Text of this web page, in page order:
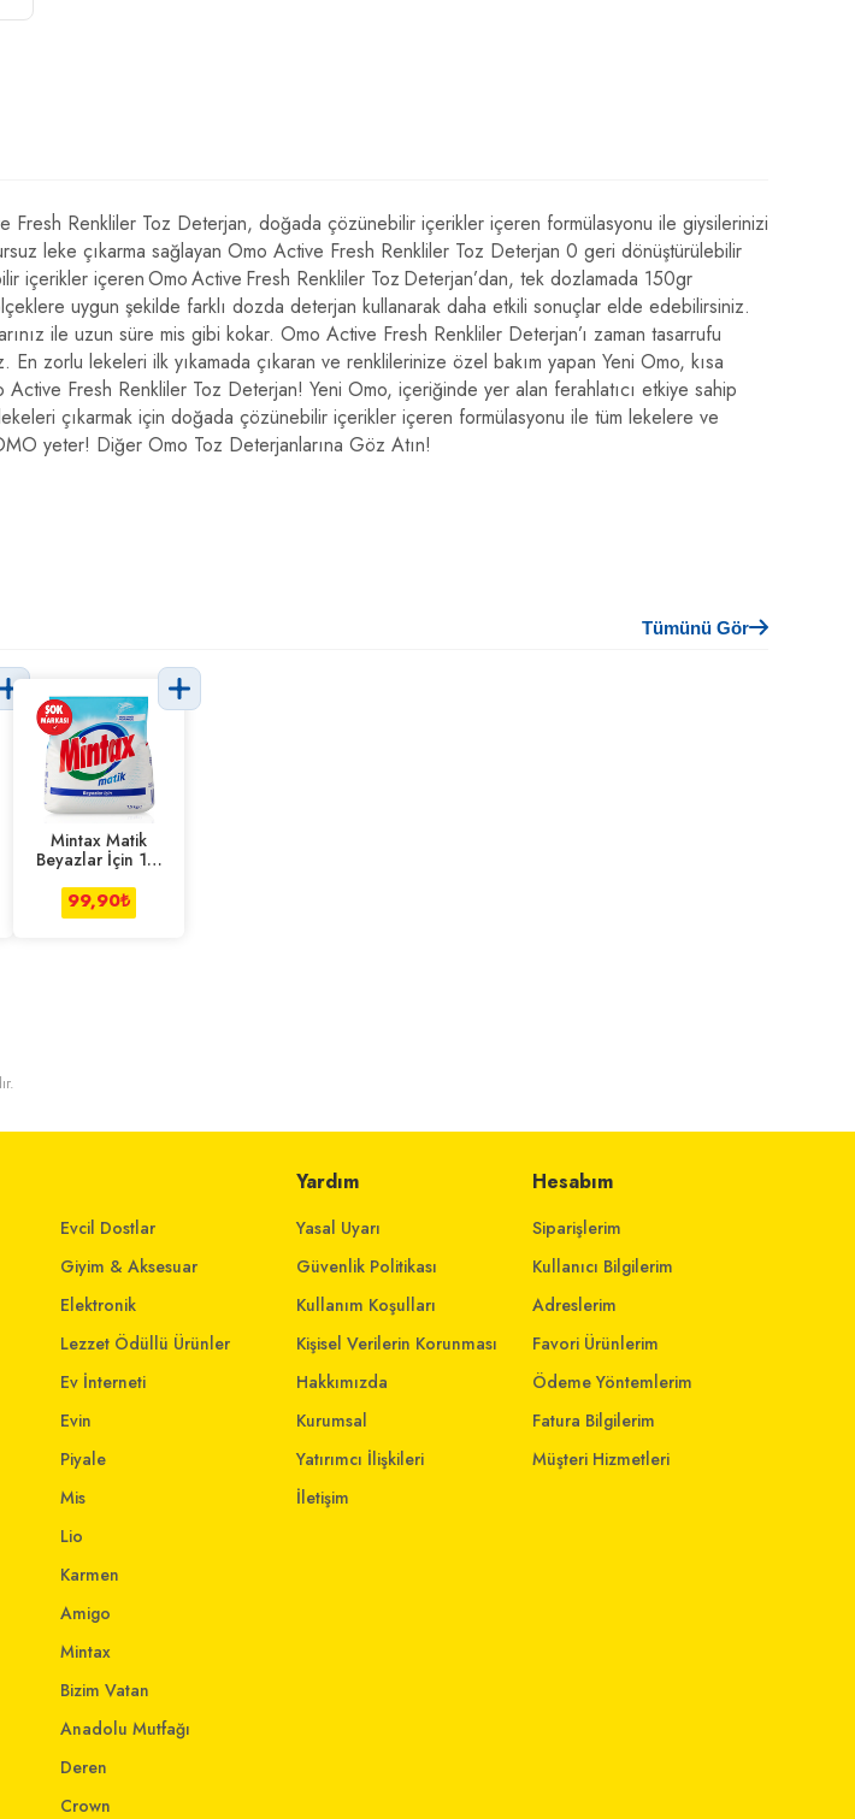
Renkliler Toz Deterjan, doğada çözünebilir içerikler içeren formülasyonu ile giysilerinizi
leke çıkarma sağlayan Omo Active Fresh Renkliler Toz Deterjan 0 geri dönüştürülebilir
içerikler içeren Omo Active Fresh Renkliler Toz Deterjan’dan, tek dozlamada 150gr
uygun şekilde farklı dozda deterjan kullanarak daha etkili sonuçlar elde edebilirsiniz.
ile uzun süre mis gibi kokar. Omo Active Fresh Renkliler Deterjan’ı zaman tasarrufu
En zorlu lekeleri ilk yıkamada çıkaran ve renklilerinize özel bakım yapan Yeni Omo, kısa
Fresh Renkliler Toz Deterjan! Yeni Omo, içeriğinde yer alan ferahlatıcı etkiye sahip
çıkarmak için doğada çözünebilir içerikler içeren formülasyonu ile tüm lekelere ve
yeter! Diğer Omo Toz Deterjanlarına Göz Atın!
Tümünü Gör
Mintax Matik
Beyazlar İçin 1.5
99,90₺
Evcil Dostlar
Giyim & Aksesuar
Elektronik
Lezzet Ödüllü Ürünler
Ev İnterneti
Evin
Piyale
Mis
Lio
Karmen
Amigo
Mintax
Bizim Vatan
Anadolu Mutfağı
Deren
Crown
Yardım
Yasal Uyarı
Güvenlik Politikası
Kullanım Koşulları
Kişisel Verilerin Korunması
Hakkımızda
Kurumsal
Yatırımcı İlişkileri
İletişim
Hesabım
Siparişlerim
Kullanıcı Bilgilerim
Adreslerim
Favori Ürünlerim
Ödeme Yöntemlerim
Fatura Bilgilerim
Müşteri Hizmetleri